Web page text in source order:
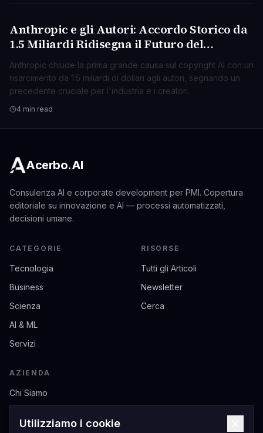
TECNOLOGIA
Anthropic e gli Autori: Accordo Storico da
1.5 Miliardi Ridisegna il Futuro del
Copyright AI
Anthropic chiude la prima grande causa sul copyright AI con un
risarcimento da 1.5 miliardi di dollari agli autori, segnando un
precedente cruciale per l'industria e i creatori.
4 min read
Acerbo.AI
Consulenza AI e corporate development per PMI. Copertura
editoriale su innovazione e AI — processi automatizzati,
decisioni umane.
CATEGORIE
Tecnologia
Business
Scienza
AI & ML
Servizi
RISORSE
Tutti gli Articoli
Newsletter
Cerca
AZIENDA
Chi Siamo
Privacy
Utilizziamo i cookie